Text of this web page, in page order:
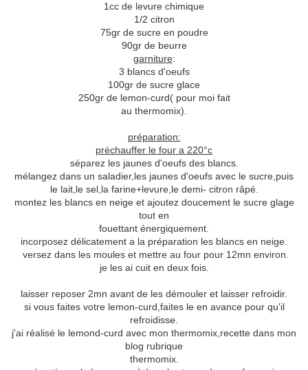
1cc de levure chimique
1/2 citron
75gr de sucre en poudre
90gr de beurre
garniture:
3 blancs d'oeufs
100gr de sucre glace
250gr de lemon-curd( pour moi fait
au thermomix).
préparation:
préchauffer le four a 220°c
séparez les jaunes d'oeufs des blancs.
mélangez dans un saladier,les jaunes d'oeufs avec le sucre,puis
le lait,le sel,la farine+levure,le demi- citron râpé.
montez les blancs en neige et ajoutez doucement le sucre glage
tout en
fouettant énergiquement.
incorposez délicatement a la préparation les blancs en neige.
versez dans les moules et mettre au four pour 12mn environ.
je les ai cuit en deux fois.
laisser reposer 2mn avant de les démouler et laisser refroidir.
si vous faites votre lemon-curd,faites le en avance pour qu'il
refroidisse.
j'ai réalisé le lemond-curd avec mon thermomix,recette dans mon
blog rubrique
thermomix.